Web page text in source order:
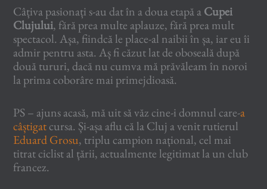
Câțiva pasionați s-au dat în a doua etapă aCupei
Clujului, fără prea multe aplauze, fără prea mult
spectacol. Așa, fiindcă le place-al naibii în șa, iar eu îi
admir pentru asta. Aș fi căzut lat de oboseală după
două tururi, dacă nu cumva mă prăvăleam în noroi
la prima coborâre mai primejdioasă.
PS – ajuns acasă, mă uit să văz cine-i domnul care-a
câștigatcursa. Și-așa aflu că la Cluj a venit rutierul
Eduard Grosu, triplu campion național, cel mai
titrat ciclist al țării, actualmente legitimat la un club
francez.